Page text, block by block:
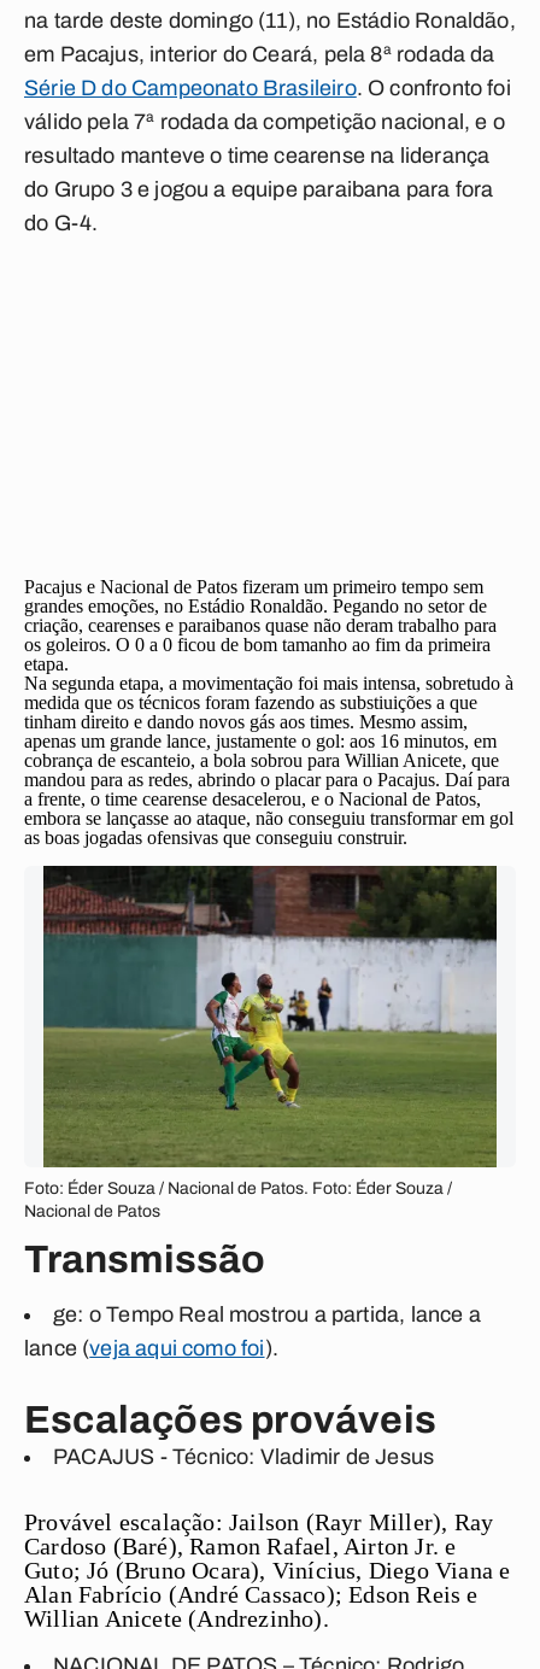
na tarde deste domingo (11), no Estádio Ronaldão,
em Pacajus, interior do Ceará, pela 8ª rodada da
Série D do Campeonato Brasileiro. O confronto foi
válido pela 7ª rodada da competição nacional, e o
resultado manteve o time cearense na liderança
do Grupo 3 e jogou a equipe paraibana para fora
do G-4.
Pacajus e Nacional de Patos fizeram um primeiro tempo sem
grandes emoções, no Estádio Ronaldão. Pegando no setor de
criação, cearenses e paraibanos quase não deram trabalho para
os goleiros. O 0 a 0 ficou de bom tamanho ao fim da primeira
etapa.
Na segunda etapa, a movimentação foi mais intensa, sobretudo à
medida que os técnicos foram fazendo as substiuições a que
tinham direito e dando novos gás aos times. Mesmo assim,
apenas um grande lance, justamente o gol: aos 16 minutos, em
cobrança de escanteio, a bola sobrou para Willian Anicete, que
mandou para as redes, abrindo o placar para o Pacajus. Daí para
a frente, o time cearense desacelerou, e o Nacional de Patos,
embora se lançasse ao ataque, não conseguiu transformar em gol
as boas jogadas ofensivas que conseguiu construir.
Foto: Éder Souza / Nacional de Patos. Foto: Éder Souza /
Nacional de Patos
Transmissão
ge: o Tempo Real mostrou a partida, lance a
lance (veja aqui como foi).
Escalações prováveis
PACAJUS - Técnico: Vladimir de Jesus
Provável escalação: Jailson (Rayr Miller), Ray
Cardoso (Baré), Ramon Rafael, Airton Jr. e
Guto; Jó (Bruno Ocara), Vinícius, Diego Viana e
Alan Fabrício (André Cassaco); Edson Reis e
Willian Anicete (Andrezinho).